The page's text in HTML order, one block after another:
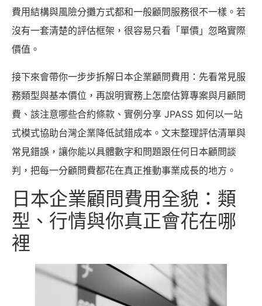
費用結構與風險分攤方式都和一般顧問服務很不一樣。若
沒有一套清楚的評估框架，很容易只看「單價」忽略實際
價值。
接下來會帶你一步步拆解日本企業顧問費用：先看常見服
務類型與基本價位，再說明實務上怎麼估算專案與月顧問
費、該注意哪些合約條款、實例分享 JPASS 如何以一站
式模式協助台灣企業降低試錯成本。文末整理評估清單與
常見錯誤，讓你能以具體數字和問題跟任何日本顧問談
判，把每一分顧問費都花在真正推動事業成長的地方。
日本企業顧問費用全貌：類
型、行情與你真正會花在哪
裡